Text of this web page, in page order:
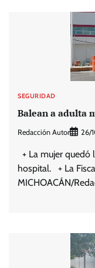
SEGURIDAD
Balean a adulta
Redacción Autor 26/
+ La mujer quedó
hospital. + La
MICHOACÁN/